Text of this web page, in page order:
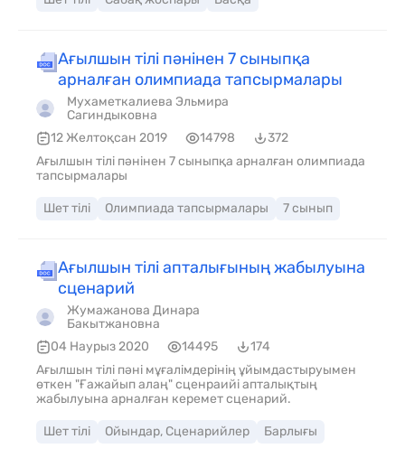
Ағылшын тілі пәнінен 7 сыныпқа
арналған олимпиада тапсырмалары
Мухаметкалиева Эльмира
Сагиндыковна
12 Желтоқсан 2019
14798
372
Ағылшын тілі пәнінен 7 сыныпқа арналған олимпиада
тапсырмалары
Шет тілі Олимпиада тапсырмалары 7 сынып
Ағылшын тілі апталығының жабылуына
сценарий
Жумажанова Динара
Бакытжановна
04 Наурыз 2020
14495
174
Ағылшын тілі пәні мұғалімдерінің ұйымдастыруымен
өткен "Ғажайып алаң" сценраийі апталықтың
жабылуына арналған керемет сценарий.
Шет тілі Ойындар, Сценарийлер Барлығы